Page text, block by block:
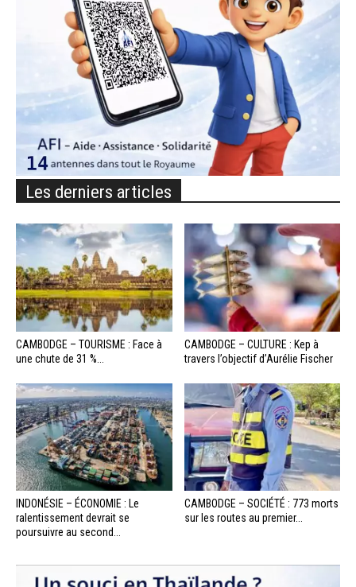
Les derniers articles
CAMBODGE – TOURISME : Face à
une chute de 31 %...
CAMBODGE – CULTURE : Kep à
travers l’objectif d’Aurélie Fischer
INDONÉSIE – ÉCONOMIE : Le
ralentissement devrait se
poursuivre au second...
CAMBODGE – SOCIÉTÉ : 773 morts
sur les routes au premier...